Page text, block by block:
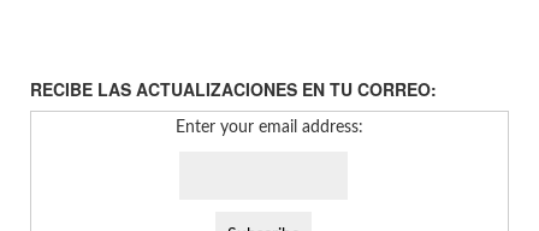
RECIBE LAS ACTUALIZACIONES EN TU CORREO:
Enter your email address: